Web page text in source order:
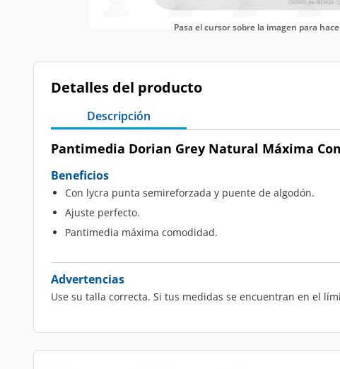
Pasa el cursor sobre la imagen para
Detalles del producto
Descripción
Pantimedia Dorian Grey Natural Máxima
Beneficios
Con lycra punta semireforzada y puente de algodón.
Ajuste perfecto.
Pantimedia máxima comodidad.
Advertencias
Use su talla correcta. Si tus medidas se encuentran en el